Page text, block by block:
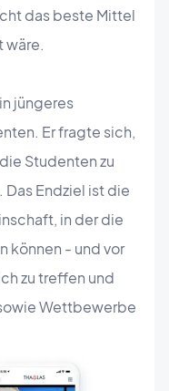
das beste Mittel
wäre.
jüngeres
Er fragte sich,
Studenten zu
Endziel ist die
in der die
können - und vor
zu treffen und
Wettbewerbe